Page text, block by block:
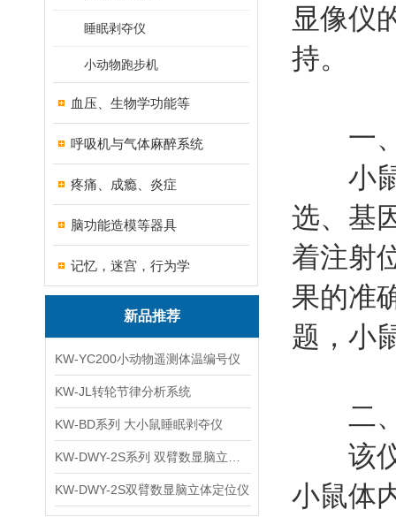
睡眠剥夺仪
小动物跑步机
血压、生物学功能等
呼吸机与气体麻醉系统
疼痛、成瘾、炎症
脑功能造模等器具
记忆，迷宫，行为学
新品推荐
KW-YC200小动物遥测体温编号仪
KW-JL转轮节律分析系统
KW-BD系列 大小鼠睡眠剥夺仪
KW-DWY-2S双臂数显脑立体定位仪
显像仪
持。
一、
小鼠
选、基
着注射
果的准
题，小
二、
该仪
小鼠体